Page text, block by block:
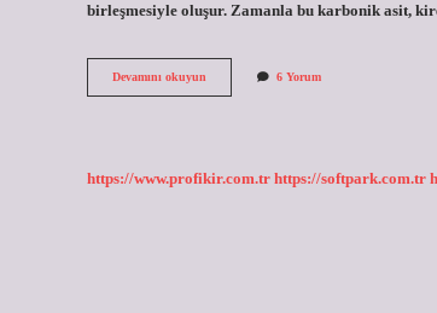
birleşmesiyle oluşur. Zamanla bu karbonik asit,
Devamını okuyun
Neden
6 Yorum
https://www.profikir.com.tr https://softpark.com.tr